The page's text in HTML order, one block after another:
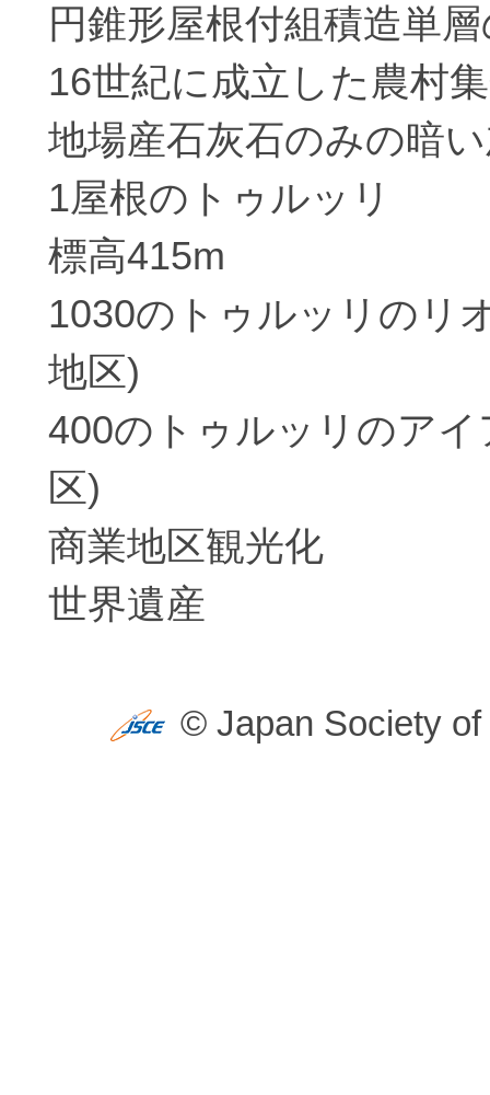
円錐形屋根付組積造単
16世紀に成立した農村
地場産石灰石のみの暗
1屋根のトゥルッリ
標高415m
1030のトゥルッリのリ
地区)
400のトゥルッリのア
区)
商業地区観光化
世界遺産
© Japan Society